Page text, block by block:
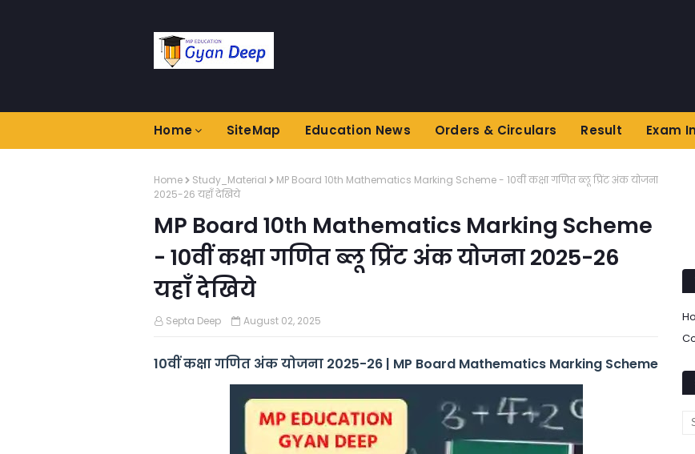
Home SiteMap Education News Orders & Circulars Result Exam
Home Study_Material
MP Board 10th Mathematics Marking Scheme - 10वीं कक्षा गणित ब्लू प्रिंट अंक योजना
2025-26 यहाँ देखिये
MP Board 10th Mathematics Marking Scheme
- 10वीं कक्षा गणित ब्लू प्रिंट अंक योजना 2025-26
यहाँ देखिये
Septa Deep August 02, 2025
10वीं कक्षा गणित अंक योजना 2025-26 | MP Board Mathematics Marking Scheme